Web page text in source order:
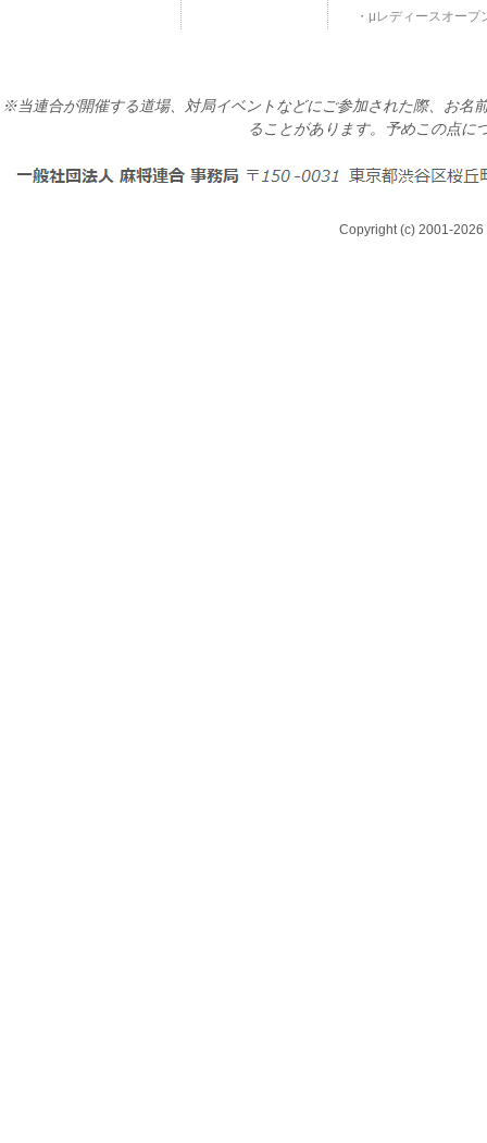
μレディースオープ
※当連合が開催する道場、対局イベントなどにご参加された際、お名
ることがあります。予めこの点に
Copyright (c) 2001-